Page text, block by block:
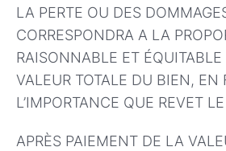
LA PERTE OU DES
CORRESPONDRA A LA
RAISONNABLE ET
VALEUR TOTALE DU BIEN,
L’IMPORTANCE QUE REVET
APRÈS PAIEMENT DE LA